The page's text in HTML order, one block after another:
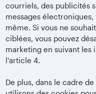
courriels, des publicités
messages
même. Si vous ne
ciblées, vous pouvez
marketing en suivant les
l'article 4.
De plus, dans le cadre